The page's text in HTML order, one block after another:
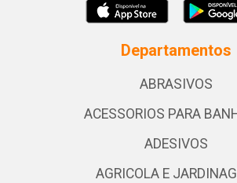
Departamentos
ABRASIVOS
ACESSORIOS PARA
ADESIVOS
AGRICOLA E